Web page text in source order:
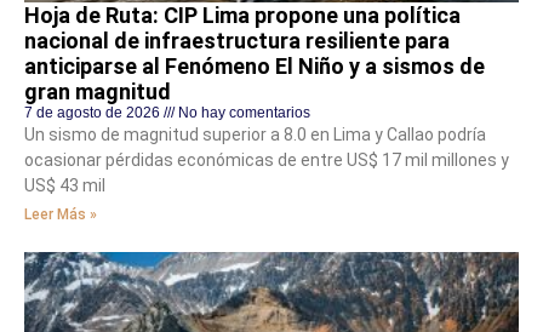
Hoja de Ruta: CIP Lima propone una política
nacional de infraestructura resiliente para
anticiparse al Fenómeno El Niño y a sismos de
gran magnitud
7 de agosto de 2026 No hay comentarios
Un sismo de magnitud superior a 8.0 en Lima y Callao podría
ocasionar pérdidas económicas de entre US$ 17 mil millones y
US$ 43 mil
Leer Más »